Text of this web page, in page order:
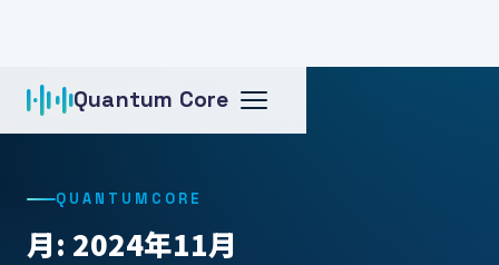
Quantum Core
ホーム 月: 2024年11月
QUANTUMCORE
月: 2024年11月